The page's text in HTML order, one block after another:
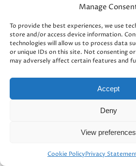
Manage
To provide the best experiences, we use
store and/or access device information.
technologies will allow us to process data
or unique IDs on this site. Not consenting
may adversely affect certain features and
Accept
Deny
View preferences
Cookie PolicyPrivacy
ス）「家がある」4格中性名詞
Es gibteineFlasche. セス
ラッシェ)「ビンがある」4格
Es gibt Stühle. (エス ギープ
「椅子がある」4格複数形
疑問文: Gibt es + 4格名詞 / ～が(
Gibt es ein Haus? 「家があり
コンテンツ ラン